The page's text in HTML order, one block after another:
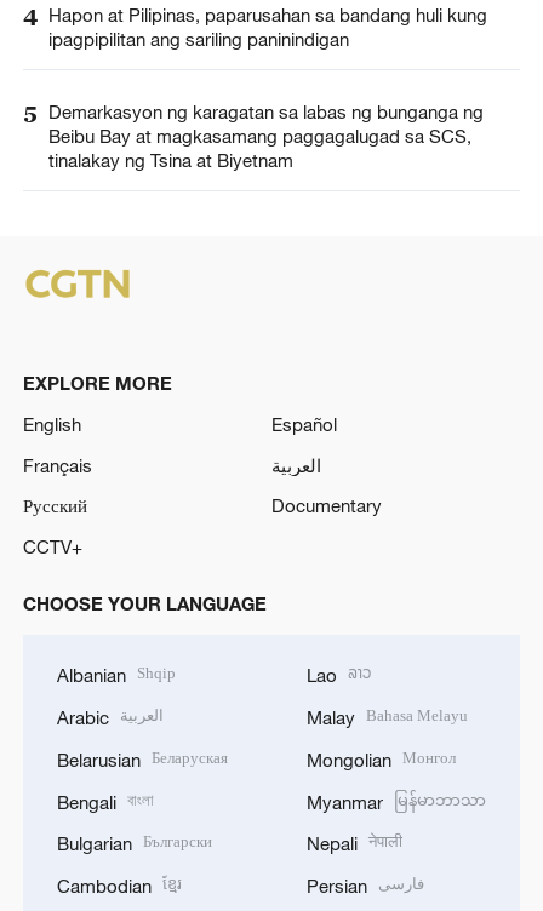
4 Hapon at Pilipinas, paparusahan sa bandang huli kung
ipagpipilitan ang sariling paninindigan
5
Demarkasyon ng karagatan sa labas ng bunganga ng
Beibu Bay at magkasamang paggagalugad sa SCS,
tinalakay ng Tsina at Biyetnam
EXPLORE MORE
English
Español
Français
العربية
Русский
Documentary
CCTV+
CHOOSE YOUR LANGUAGE
Albanian Shqip
Arabic العربية
Belarusian Беларуская
Bengali বাংলা
Bulgarian Български
Cambodian ខ្មែរ
Lao ລາວ
Malay Bahasa Melayu
Mongolian Монгол
Myanmar မြန်မာဘာသာ
Nepali नेपाली
Persian فارسی